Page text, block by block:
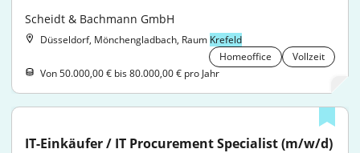
Scheidt & Bachmann GmbH
Düsseldorf, Mönchengladbach, Raum Krefeld
Homeoffice
Vollzeit
Von 50.000,00 € bis 80.000,00 € pro Jahr
IT-Einkäufer / IT Procurement Specialist (m/w/d)